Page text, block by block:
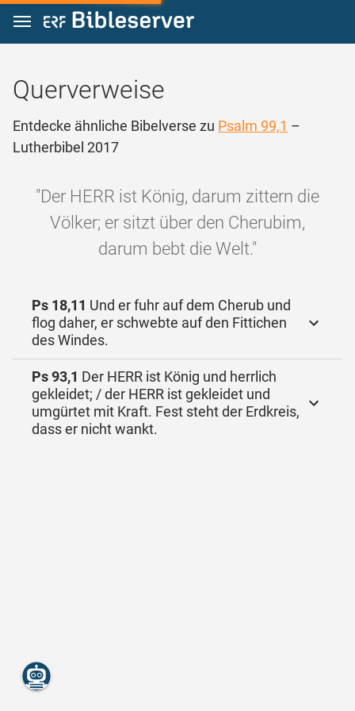
Zum Inhalt springen
Querverweise
Entdecke ähnliche Bibelverse zu Psalm 99,1 –
Lutherbibel 2017
"Der HERR ist König, darum zittern die
Völker; er sitzt über den Cherubim,
darum bebt die Welt."
Ps 18,11 Und er fuhr auf dem Cherub und
flog daher, er schwebte auf den Fittichen
des Windes.
Ps 93,1 Der HERR ist König und herrlich
gekleidet; / der HERR ist gekleidet und
umgürtet mit Kraft. Fest steht der Erdkreis,
dass er nicht wankt.